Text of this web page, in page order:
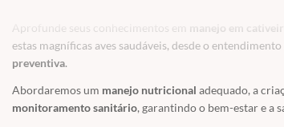
Aprofunde seus conhecimentos em manejo em
estas magníficas aves saudáveis, desde o
preventiva.
Abordaremos um manejo nutricional adequado, a
monitoramento sanitário, garantindo o bem-estar e a